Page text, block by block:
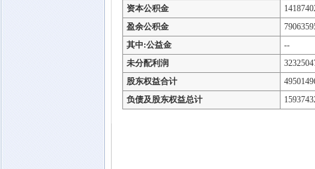
资本公积金
盈余公积金
其中:公益金
--
未分配利润
股东权益合计
负债及股东权益总计